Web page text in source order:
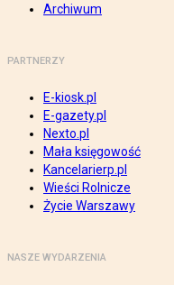
Archiwum
PARTNERZY
E-kiosk.pl
E-gazety.pl
Nexto.pl
Mała księgowość
Kancelarierp.pl
Wieści Rolnicze
Życie Warszawy
NASZE WYDARZENIA